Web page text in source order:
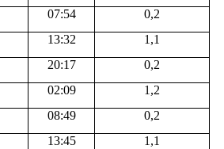
07:54
0,2
13:32
1,1
20:17
0,2
02:09
1,2
08:49
0,2
13:45
1,1